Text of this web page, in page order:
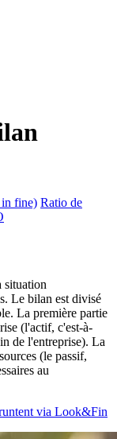
fine) Ratio de
situation
Le bilan est divisé
La première partie
(l'actif, c'est-à-
de l'entreprise). La
(le passif,
au
via Look&Fin